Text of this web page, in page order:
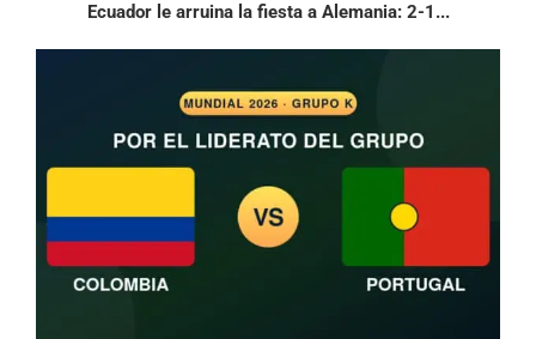
Ecuador le arruina la fiesta a Alemania: 2-1...